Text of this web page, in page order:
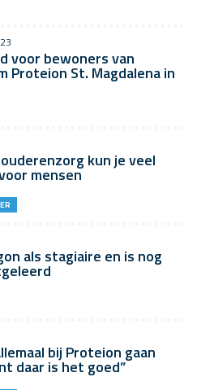
voor bewoners van
Proteion St. Magdalena in
kun je veel
mensen
als stagiaire en is nog
bij Proteion gaan
daar is het goed”